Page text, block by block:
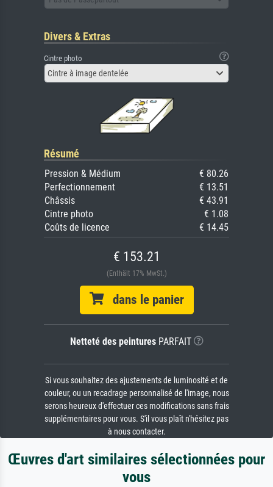
Divers & Extras
Cintre photo
Cintre à image dentelée
Résumé
Pression & Médium
€ 80.26
Perfectionnement
€ 13.51
Châssis
€ 43.91
Cintre photo
€ 1.08
Coûts de licence
€ 14.45
€ 153.21
(Enthält 17% MwSt.)
dans le panier
Netteté des peinturesPARFAIT
Si vous souhaitez des ajustements de luminosité et de
couleur, ou un recadrage personnalisé de l'image, nous
serons heureux d'effectuer ces modifications sans frais
supplémentaires pour vous. S'il vous plaît n'hésitez pas
à nous contacter.
Œuvres d'art similaires sélectionnées pour
vous